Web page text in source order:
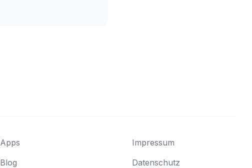
Apps
Blog
Impressum
Datenschutz